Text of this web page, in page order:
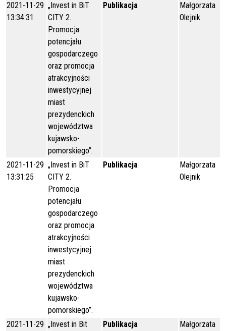
2021-11-29
13:34:31
„Invest in BiT
CITY 2.
Promocja
potencjału
gospodarczego
oraz promocja
atrakcyjności
inwestycyjnej
miast
prezydenckich
województwa
kujawsko-
pomorskiego”.
Publikacja
Małgorzata
Olejnik
2021-11-29
13:31:25
„Invest in BiT
CITY 2.
Promocja
potencjału
gospodarczego
oraz promocja
atrakcyjności
inwestycyjnej
miast
prezydenckich
województwa
kujawsko-
pomorskiego”.
Publikacja
Małgorzata
Olejnik
2021-11-29 „Invest in Bit
Publikacja
Małgorzata